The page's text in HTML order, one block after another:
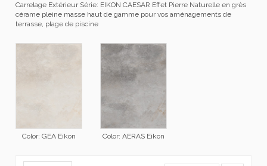
Carrelage Extérieur Série: EIKON CAESAR Effet Pierre Naturelle en grès
cérame pleine masse haut de gamme pour vos aménagements de
terrasse, plage de piscine
Color: GEA Eikon Color: AERAS Eikon